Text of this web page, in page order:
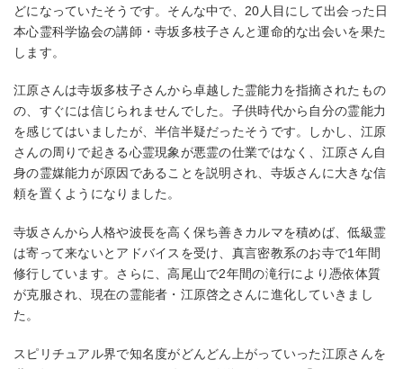
どになっていたそうです。そんな中で、20人目にして出会った日
本心霊科学協会の講師・寺坂多枝子さんと運命的な出会いを果た
します。
江原さんは寺坂多枝子さんから卓越した霊能力を指摘されたもの
の、すぐには信じられませんでした。子供時代から自分の霊能力
を感じてはいましたが、半信半疑だったそうです。しかし、江原
さんの周りで起きる心霊現象が悪霊の仕業ではなく、江原さん自
身の霊媒能力が原因であることを説明され、寺坂さんに大きな信
頼を置くようになりました。
寺坂さんから人格や波長を高く保ち善きカルマを積めば、低級霊
は寄って来ないとアドバイスを受け、真言密教系のお寺で1年間
修行しています。さらに、高尾山で2年間の滝行により憑依体質
が克服され、現在の霊能者・江原啓之さんに進化していきまし
た。
スピリチュアル界で知名度がどんどん上がっていった江原さんを